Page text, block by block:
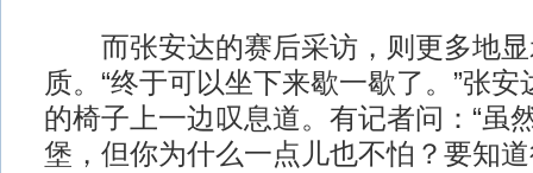
而张安达的赛后采访，则更多地显
质。“终于可以坐下来歇一歇了。”张
的椅子上一边叹息道。有记者问：“虽
堡，但你为什么一点儿也不怕？要知